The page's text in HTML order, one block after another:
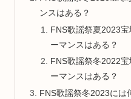
ンスはある？
FNS歌謡祭夏2023
ーマンスはある？
FNS歌謡祭冬2022
ーマンスはある？
FNS歌謡祭冬2023には